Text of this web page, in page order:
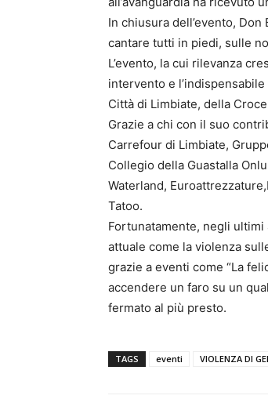
In chiusura dell’evento,
cantare tutti in piedi, sulle
L’evento, la cui rilevanza
intervento e
Città di Limbiate, della
Grazie a chi con il suo
Carrefour di Limbiate,
Collegio della Guastalla
Waterland,
Tatoo.
Fortunatamente, negli
attuale come la violenza
grazie a eventi come “La
accendere un faro su un
fermato al più presto.
TAGS eventi VIOLENZA DI